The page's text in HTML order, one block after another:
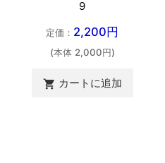
9
定価： 2,200円
(本体 2,000円)
 カートに追加